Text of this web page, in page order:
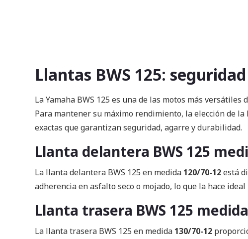
Llantas BWS 125:
La Yamaha BWS 125 es una de las motos más
Para mantener su máximo rendimiento, la elección de
exactas que garantizan seguridad, agarre y durabilidad.
Llanta delantera BWS 125
La llanta delantera BWS 125 en medida 120/70-12está
adherencia en asfalto seco o mojado, lo que la hace
Llanta trasera BWS 125
La llanta trasera BWS 125 en medida 130/70-12